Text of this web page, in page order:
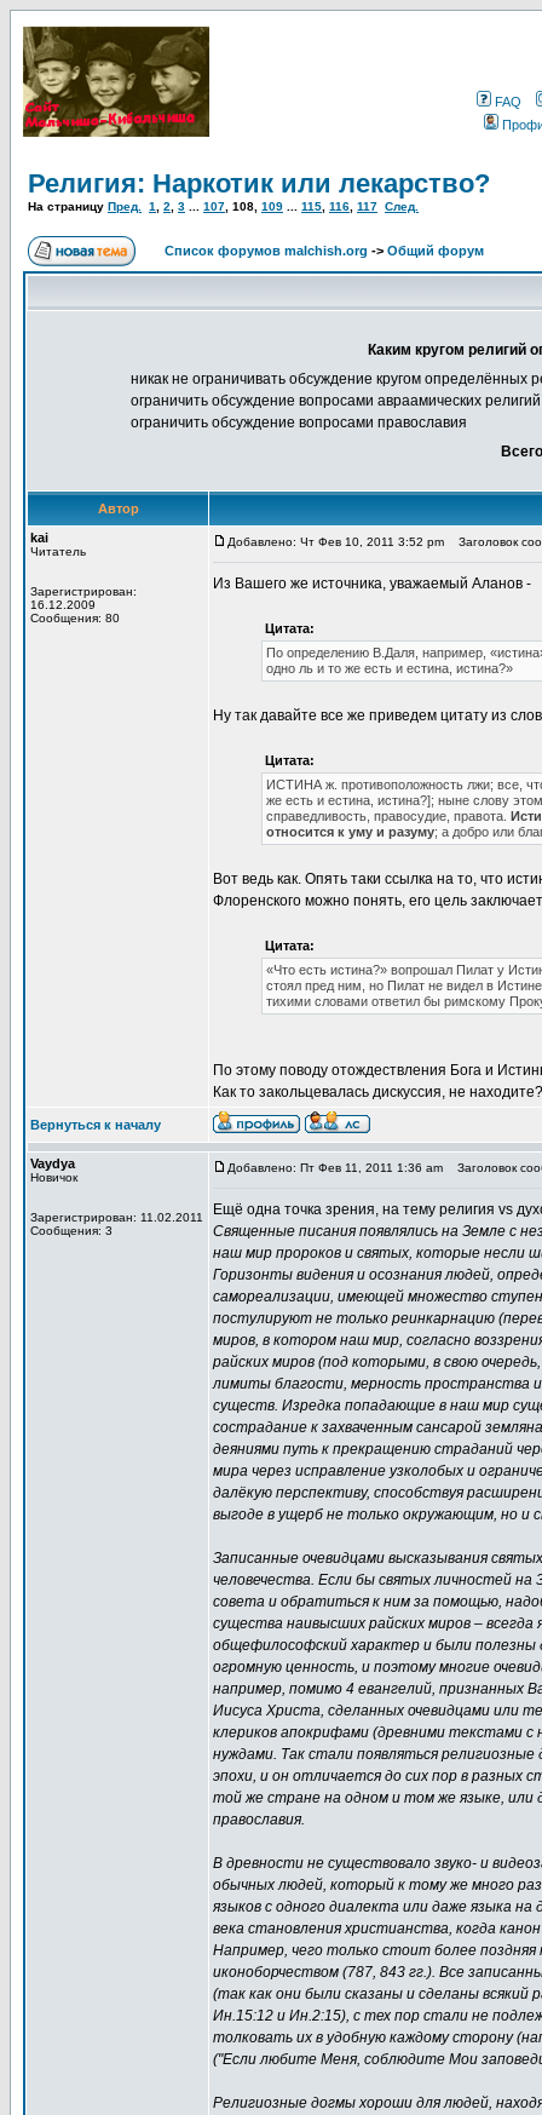
FAQ
Религия: Наркотик или лекарство?
На страницу Пред. 1 2 3 107 108 109 115 116 117 След.
Список форумов malchish.org -> Общий форум
Каким кругом религий
никак не ограничивать обсуждение кругом определённых
ограничить обсуждение вопросами авраамических
ограничить обсуждение вопросами православия
Автор
kai
Читатель
Зарегистрирован:
16.12.2009
Сообщения: 80
Добавлено: Чт Фев 10, 2011 3:52 pm Заголовок
Из Вашего же источника, уважаемый Аланов -
Цитата:
По определению В.Даля, например,
одно ль и то же есть и естина, истина?»
Ну так давайте все же приведем цитату из
Цитата:
ИСТИНА ж. противоположность лжи; все,
же есть и естина, истина?]; ныне слову
справедливость, правосудие, правота.
относится к уму и разуму; а добро или
Вот ведь как. Опять таки ссылка на то, что
Флоренского можно понять, его цель
Цитата:
«Что есть истина?» вопрошал Пилат у
стоял пред ним, но Пилат не видел в
тихими словами ответил бы римскому
По этому поводу отождествления Бога и
Как то закольцевалась дискуссия, не находите?
Вернуться к началу
Vaydya
Новичок
Зарегистрирован: 11.02.2011
Сообщения: 3
Добавлено: Пт Фев 11, 2011 1:36 am Заголовок
Ещё одна точка зрения, на тему религия vs
Священные писания появлялись на Земле с
наш мир пророков и святых, которые несли
Горизонты видения и осознания людей,
самореализации, имеющей множество
постулируют не только реинкарнацию
миров, в котором наш мир, согласно
райских миров (под которыми, в свою
лимиты благости, мерность пространства
существ. Изредка попадающие в наш мир
сострадание к захваченным сансарой
деяниями путь к прекращению страданий
мира через исправление узколобых и
далёкую перспективу, способствуя
выгоде в ущерб не только окружающим, но и
Записанные очевидцами высказывания
человечества. Если бы святых личностей
совета и обратиться к ним за помощью,
существа наивысших райских миров – всегда
общефилософский характер и были полезны
огромную ценность, и поэтому многие
например, помимо 4 евангелий, признанных
Иисуса Христа, сделанных очевидцами или
клериков апокрифами (древними текстами
нуждами. Так стали появляться
эпохи, и он отличается до сих пор в разных
той же стране на одном и том же языке, или
православия.
В древности не существовало звуко- и
обычных людей, который к тому же много
языков с одного диалекта или даже языка
века становления христианства, когда
Например, чего только стоит более поздняя
иконоборчеством (787, 843 гг.). Все
(так как они были сказаны и сделаны всякий
Ин.15:12 и Ин.2:15), с тех пор стали не
толковать их в удобную каждому сторону
("Если любите Меня, соблюдите Мои
Религиозные догмы хороши для людей,